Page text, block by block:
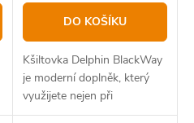
DO KOŠÍKU
Kšiltovka Delphin BlackWay
je moderní doplněk, který
využijete nejen při
vycházkách k vodě. Jedná se